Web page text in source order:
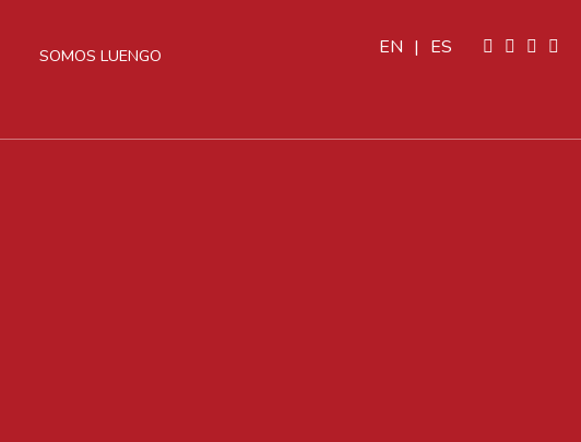
SOMOS LUENGO
EN | ES